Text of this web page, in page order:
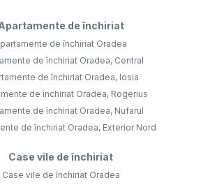
de închiriat
de închiriat Oradea
de închiriat Oradea, Central
de închiriat Oradea, Iosia
de închiriat Oradea, Rogerius
de închiriat Oradea, Nufarul
de închiriat Oradea, Exterior Nord
Case vile de închiriat
Case vile de închiriat Oradea